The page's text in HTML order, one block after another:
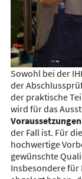
Sowohl bei der
der
der praktische
wird für das
Voraussetzungen
der Fall ist. Für
hochwertige
gewünschte
Insbesondere